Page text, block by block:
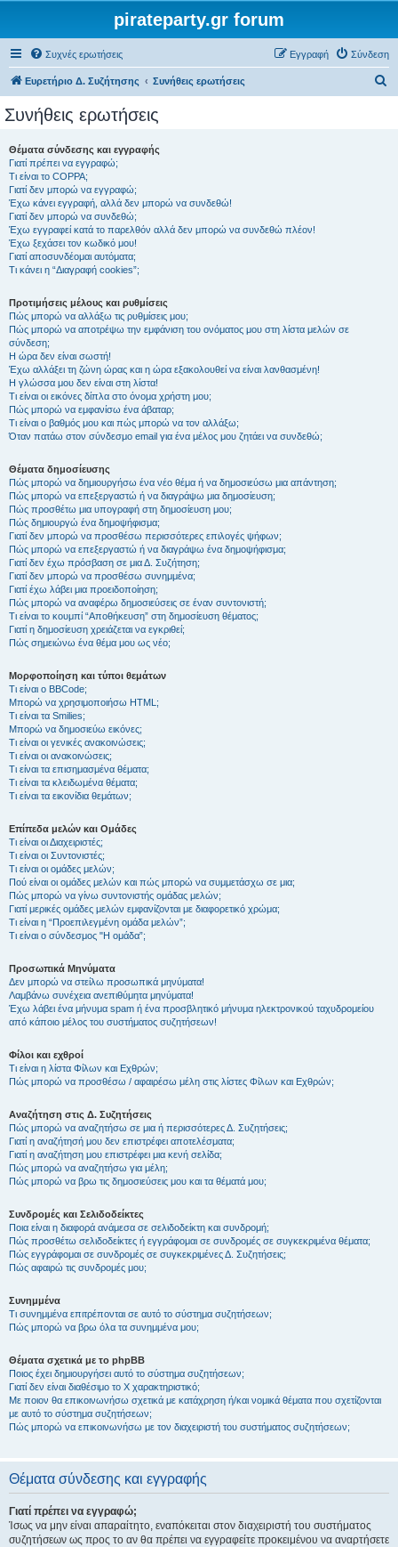
pirateparty.gr forum
Συχνές ερωτήσεις Σύνδεση
Εγγραφή
Ευρετήριο Δ. Συζήτησης Συνήθεις ερωτήσεις
Συνήθεις ερωτήσεις
Θέματα σύνδεσης και εγγραφής
Γιατί πρέπει να εγγραφώ;
Τι είναι το COPPA;
Γιατί δεν μπορώ να εγγραφώ;
Έχω κάνει εγγραφή, αλλά δεν μπορώ να συνδεθώ!
Γιατί δεν μπορώ να συνδεθώ;
Έχω εγγραφεί κατά το παρελθόν αλλά δεν μπορώ να συνδεθώ πλέον!
Έχω ξεχάσει τον κωδικό μου!
Γιατί αποσυνδέομαι αυτόματα;
Τι κάνει η “Διαγραφή cookies”;
Προτιμήσεις μέλους και ρυθμίσεις
Πώς μπορώ να αλλάξω τις ρυθμίσεις μου;
Πώς μπορώ να αποτρέψω την εμφάνιση του ονόματος μου στη λίστα μελών σε
σύνδεση;
Η ώρα δεν είναι σωστή!
Έχω αλλάξει τη ζώνη ώρας και η ώρα εξακολουθεί να είναι λανθασμένη!
Η γλώσσα μου δεν είναι στη λίστα!
Τι είναι οι εικόνες δίπλα στο όνομα χρήστη μου;
Πώς μπορώ να εμφανίσω ένα άβαταρ;
Τι είναι ο βαθμός μου και πώς μπορώ να τον αλλάξω;
Όταν πατάω στον σύνδεσμο email για ένα μέλος μου ζητάει να συνδεθώ;
Θέματα δημοσίευσης
Πώς μπορώ να δημιουργήσω ένα νέο θέμα ή να δημοσιεύσω μια απάντηση;
Πώς μπορώ να επεξεργαστώ ή να διαγράψω μια δημοσίευση;
Πώς προσθέτω μια υπογραφή στη δημοσίευση μου;
Πώς δημιουργώ ένα δημοψήφισμα;
Γιατί δεν μπορώ να προσθέσω περισσότερες επιλογές ψήφων;
Πώς μπορώ να επεξεργαστώ ή να διαγράψω ένα δημοψήφισμα;
Γιατί δεν έχω πρόσβαση σε μια Δ. Συζήτηση;
Γιατί δεν μπορώ να προσθέσω συνημμένα;
Γιατί έχω λάβει μια προειδοποίηση;
Πώς μπορώ να αναφέρω δημοσιεύσεις σε έναν συντονιστή;
Τι είναι το κουμπί “Αποθήκευση” στη δημοσίευση θέματος;
Γιατί η δημοσίευση χρειάζεται να εγκριθεί;
Πώς σημειώνω ένα θέμα μου ως νέο;
Μορφοποίηση και τύποι θεμάτων
Τι είναι ο BBCode;
Μπορώ να χρησιμοποιήσω HTML;
Τι είναι τα Smilies;
Μπορώ να δημοσιεύω εικόνες;
Τι είναι οι γενικές ανακοινώσεις;
Τι είναι οι ανακοινώσεις;
Τι είναι τα επισημασμένα θέματα;
Τι είναι τα κλειδωμένα θέματα;
Τι είναι τα εικονίδια θεμάτων;
Επίπεδα μελών και Ομάδες
Τι είναι οι Διαχειριστές;
Τι είναι οι Συντονιστές;
Τι είναι οι ομάδες μελών;
Πού είναι οι ομάδες μελών και πώς μπορώ να συμμετάσχω σε μια;
Πώς μπορώ να γίνω συντονιστής ομάδας μελών;
Γιατί μερικές ομάδες μελών εμφανίζονται με διαφορετικό χρώμα;
Τι είναι η “Προεπιλεγμένη ομάδα μελών”;
Τι είναι ο σύνδεσμος "Η ομάδα”;
Προσωπικά Μηνύματα
Δεν μπορώ να στείλω προσωπικά μηνύματα!
Λαμβάνω συνέχεια ανεπιθύμητα μηνύματα!
Έχω λάβει ένα μήνυμα spam ή ένα προσβλητικό μήνυμα ηλεκτρονικού ταχυδρομείου
από κάποιο μέλος του συστήματος συζητήσεων!
Φίλοι και εχθροί
Τι είναι η λίστα Φίλων και Εχθρών;
Πώς μπορώ να προσθέσω / αφαιρέσω μέλη στις λίστες Φίλων και Εχθρών;
Αναζήτηση στις Δ. Συζητήσεις
Πώς μπορώ να αναζητήσω σε μια ή περισσότερες Δ. Συζητήσεις;
Γιατί η αναζήτησή μου δεν επιστρέφει αποτελέσματα;
Γιατί η αναζήτηση μου επιστρέφει μια κενή σελίδα;
Πώς μπορώ να αναζητήσω για μέλη;
Πώς μπορώ να βρω τις δημοσιεύσεις μου και τα θέματά μου;
Συνδρομές και Σελιδοδείκτες
Ποια είναι η διαφορά ανάμεσα σε σελιδοδείκτη και συνδρομή;
Πώς προσθέτω σελιδοδείκτες ή εγγράφομαι σε συνδρομές σε συγκεκριμένα θέματα;
Πώς εγγράφομαι σε συνδρομές σε συγκεκριμένες Δ. Συζητήσεις;
Πώς αφαιρώ τις συνδρομές μου;
Συνημμένα
Τι συνημμένα επιτρέπονται σε αυτό το σύστημα συζητήσεων;
Πώς μπορώ να βρω όλα τα συνημμένα μου;
Θέματα σχετικά με το phpBB
Ποιος έχει δημιουργήσει αυτό το σύστημα συζητήσεων;
Γιατί δεν είναι διαθέσιμο το Χ χαρακτηριστικό;
Με ποιον θα επικοινωνήσω σχετικά με κατάχρηση ή/και νομικά θέματα που σχετίζονται
με αυτό το σύστημα συζητήσεων;
Πώς μπορώ να επικοινωνήσω με τον διαχειριστή του συστήματος συζητήσεων;
Θέματα σύνδεσης και εγγραφής
Γιατί πρέπει να εγγραφώ;
Ίσως να μην είναι απαραίτητο, εναπόκειται στον διαχειριστή του συστήματος
συζητήσεων ως προς το αν θα πρέπει να εγγραφείτε προκειμένου να αναρτήσετε